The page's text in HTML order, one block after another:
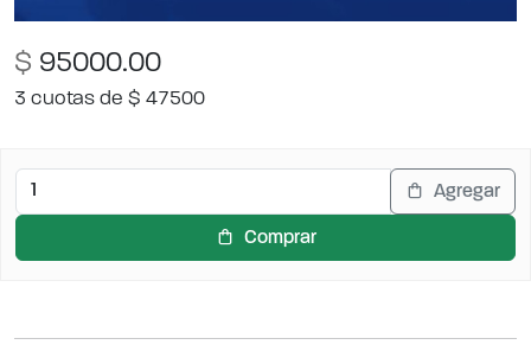
$ 95000.00
3 cuotas de $ 47500
Agregar
Comprar